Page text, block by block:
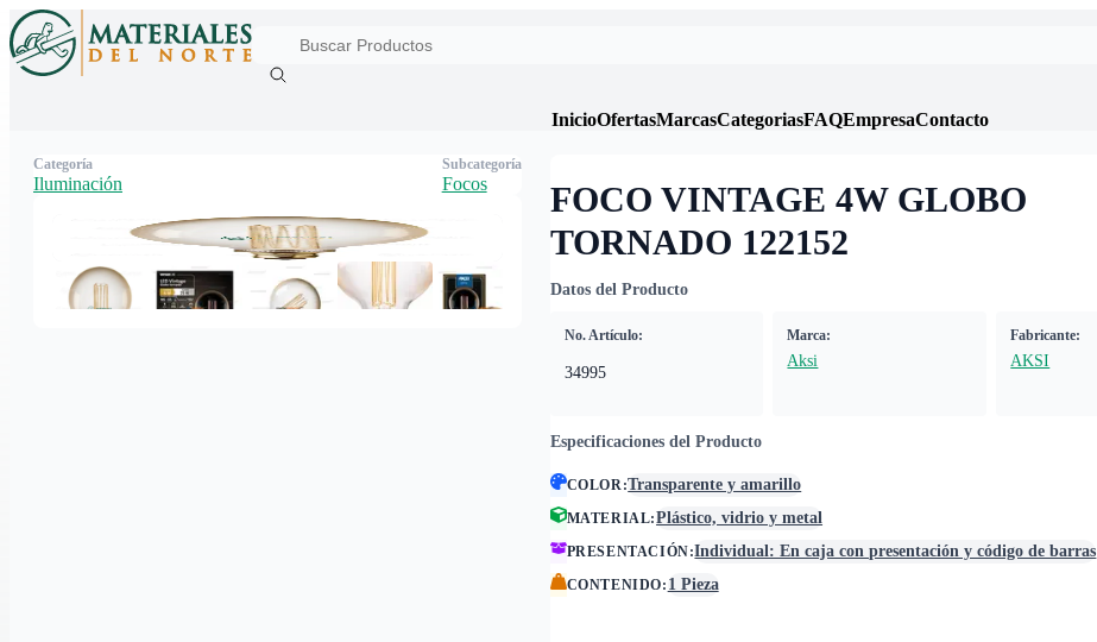
InicioOfertasMarcasCategoriasFAQEmpresaContacto
FOCO VINTAGE 4W GLOBO
TORNADO 122152
Datos del Producto
No. Artículo:
34995
Marca:
Aksi
Fabricante:
AKSI
Especificaciones del Producto
COLOR:Transparente y amarillo
MATERIAL:Plástico, vidrio y metal
PRESENTACIÓN:Individual: En caja con presentación y código de barras
CONTENIDO: 1 Pieza
Categoría
Iluminación
Subcategoría
Focos